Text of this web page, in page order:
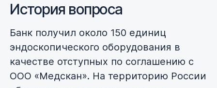
История вопроса
Банк получил около 150 единиц
эндоскопического оборудования в
качестве отступных по соглашению с
ООО «Медскан». На территорию России